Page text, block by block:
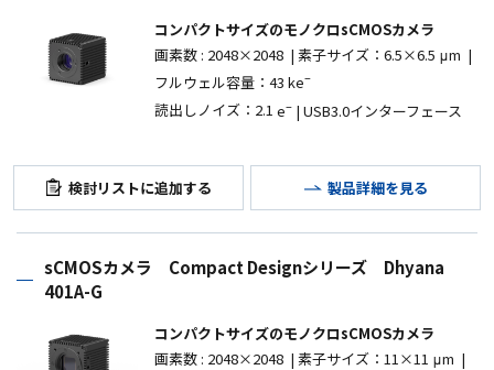
コンパクトサイズのモノクロsCMOSカメラ
画素数 : 2048×2048 | 素子サイズ：6.5×6.5 μm |
フルウェル容量：43 ke–
読出しノイズ：2.1 e– | USB3.0インターフェース
検討リストに追加する 製品詳細を見る
sCMOSカメラ Compact Designシリーズ Dhyana
401A-G
コンパクトサイズのモノクロsCMOSカメラ
画素数 : 2048×2048 | 素子サイズ：11 ×11 μm |